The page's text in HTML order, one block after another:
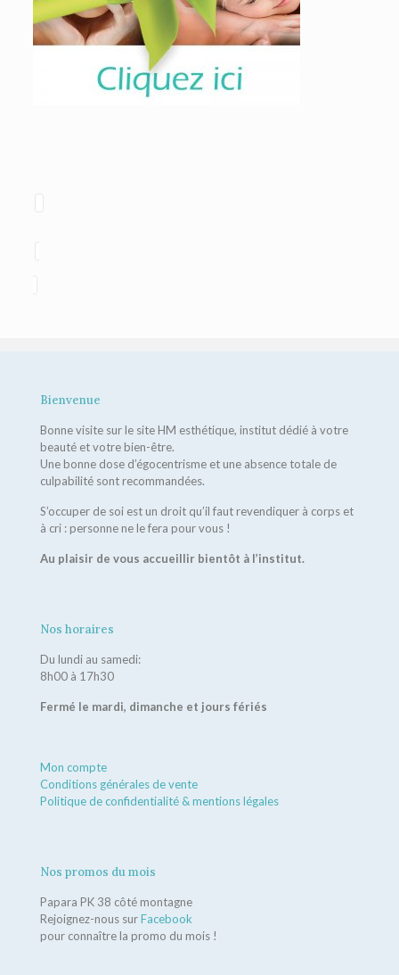
Bienvenue
Bonne visite sur le site HM esthétique, institut dédié à votre
beauté et votre bien-être.
Une bonne dose d’égocentrisme et une absence totale de
culpabilité sont recommandées.
S’occuper de soi est un droit qu’il faut revendiquer à corps et
à cri : personne ne le fera pour vous !
Au plaisir de vous accueillir bientôt à l’institut.
Nos horaires
Du lundi au samedi:
8h00 à 17h30
Fermé le mardi, dimanche et jours fériés
Mon compte
Conditions générales de vente
Politique de confidentialité & mentions légales
Nos promos du mois
Papara PK 38 côté montagne
Rejoignez-nous surFacebook
pour connaître la promo du mois !